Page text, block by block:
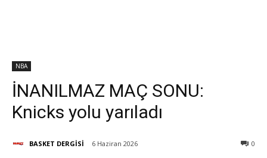
NBA
İNANILMAZ MAÇ SONU:
Knicks yolu yarıladı
BASKET DERGİSİ 6 Haziran 2026 0